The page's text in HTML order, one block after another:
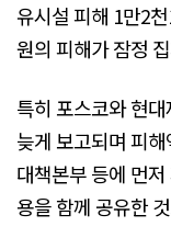
유시설 피해 1만2
원의 피해가 잠정
특히 포스코와 현
늦게 보고되며 피
대책본부 등에 먼
용을 함께 공유한